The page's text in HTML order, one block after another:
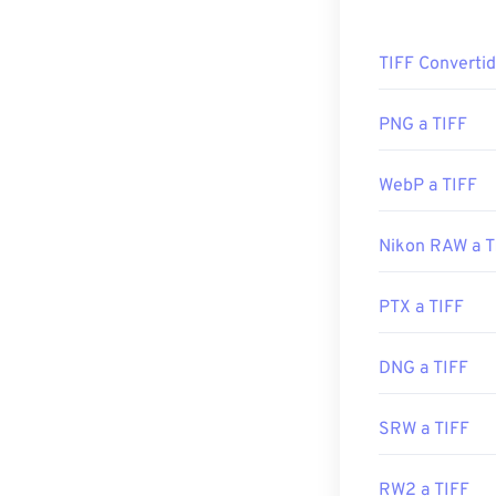
puede
Lanzamiento
https://
Los
XnView MP.
Adobe
Lanzamiento
https://
https://
TIFF
PNG a TIFF
WebP a TIFF
Nikon RAW a
PTX a TIFF
DNG a TIFF
SRW a TIFF
RW2 a TIFF